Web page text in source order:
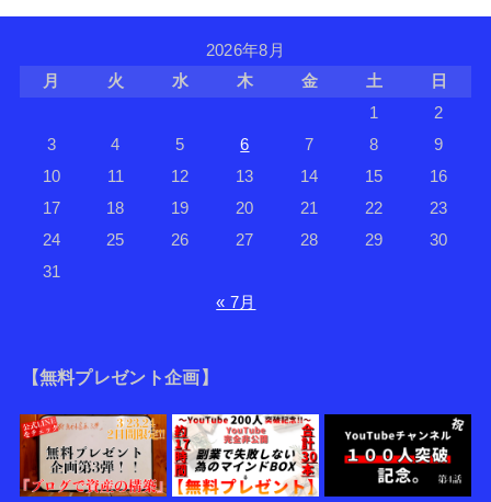
2026年8月
月
火 水 木 金 土
日
1
2
3
4 5 6 7 8
9
10
11 12 13 14 15
16
17
18 19 20 21 22
23
24
25 26 27 28 29
30
31
« 7月
【無料プレゼント企画】